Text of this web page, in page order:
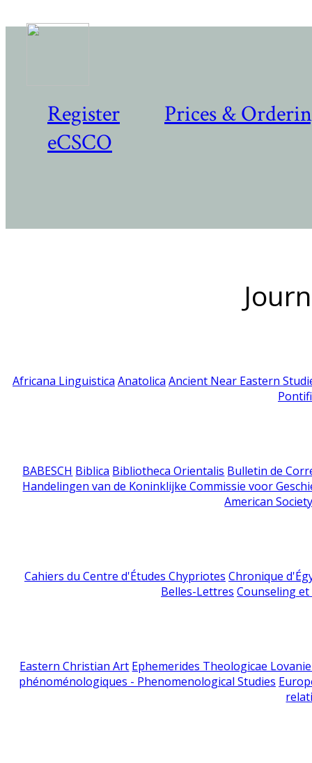
Register
Prices &
eCSCO
Africana Linguistica Anatolica Ancient Near Eastern
BABESCH Biblica Bibliotheca Orientalis Bulletin de
Handelingen van de Koninklijke Commissie voor
American
Cahiers du Centre d'Études Chypriotes Chronique
Belles-Lettres Counseling
Eastern Christian Art Ephemerides Theologicae
phénoménologiques - Phenomenological Studies